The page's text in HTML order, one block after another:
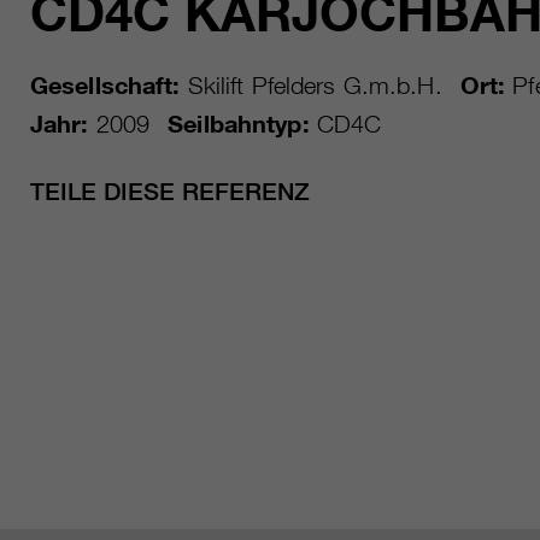
CD4C
Gesellschaft: Skilift Pfelders G.m.b.H. Ort:
Jahr: 2009 Seilbahntyp: CD4C
TEILE DIESE REFERENZ